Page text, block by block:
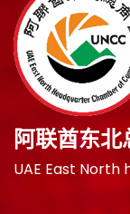
阿联酋东北
UAE East